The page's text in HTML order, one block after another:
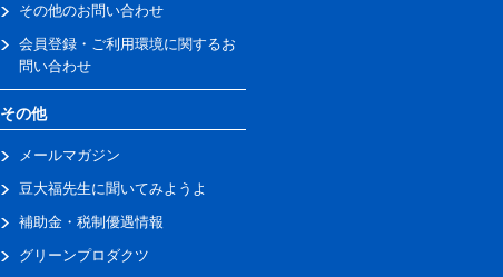
その他のお問い合わせ
会員登録・ご利用環境に関するお
問い合わせ
その他
メールマガジン
豆大福先生に聞いてみようよ
補助金・税制優遇情報
グリーンプロダクツ